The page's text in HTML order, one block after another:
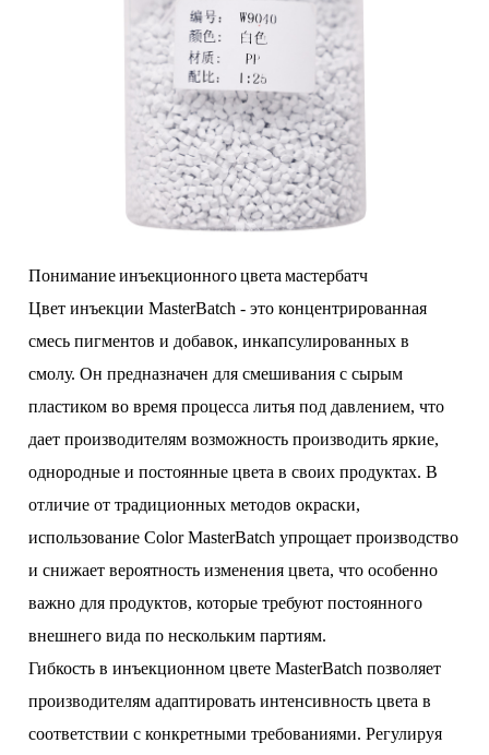
Понимание инъекционного цвета мастербатч
Цвет инъекции MasterBatch - это концентрированная
смесь пигментов и добавок, инкапсулированных в
смолу. Он предназначен для смешивания с сырым
пластиком во время процесса литья под давлением, что
дает производителям возможность производить яркие,
однородные и постоянные цвета в своих продуктах. В
отличие от традиционных методов окраски,
использование Color MasterBatch упрощает производство
и снижает вероятность изменения цвета, что особенно
важно для продуктов, которые требуют постоянного
внешнего вида по нескольким партиям.
Гибкость в инъекционном цвете MasterBatch позволяет
производителям адаптировать интенсивность цвета в
соответствии с конкретными требованиями. Регулируя